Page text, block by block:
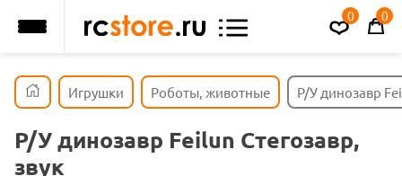
0 0
Игрушки Роботы, животные Р/У динозавр
Р/У динозавр Feilun Стегозавр,
звук